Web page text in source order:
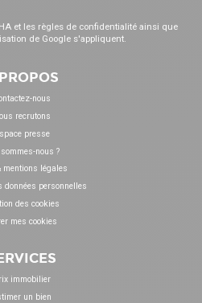
et les règles de confidentialitéainsi que
de Google s'appliquent.
nous
recrutons
presse
nous ?
mentions légales
données personnelles
des cookies
mes cookies
immobilier
un bien